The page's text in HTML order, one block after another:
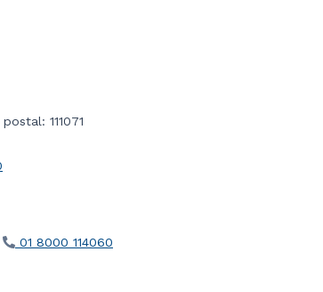
111071
01 8000 114060